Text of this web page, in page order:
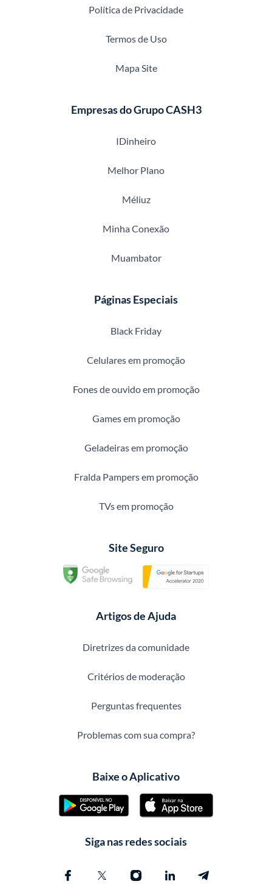
Política de Privacidade
Termos de Uso
Mapa Site
Empresas do Grupo CASH3
IDinheiro
Melhor Plano
Méliuz
Minha Conexão
Muambator
Páginas Especiais
Black Friday
Celulares em promoção
Fones de ouvido em promoção
Games em promoção
Geladeiras em promoção
Fralda Pampers em promoção
TVs em promoção
Site Seguro
Artigos de Ajuda
Diretrizes da comunidade
Critérios de moderação
Perguntas frequentes
Problemas com sua compra?
Baixe o Aplicativo
Siga nas redes sociais